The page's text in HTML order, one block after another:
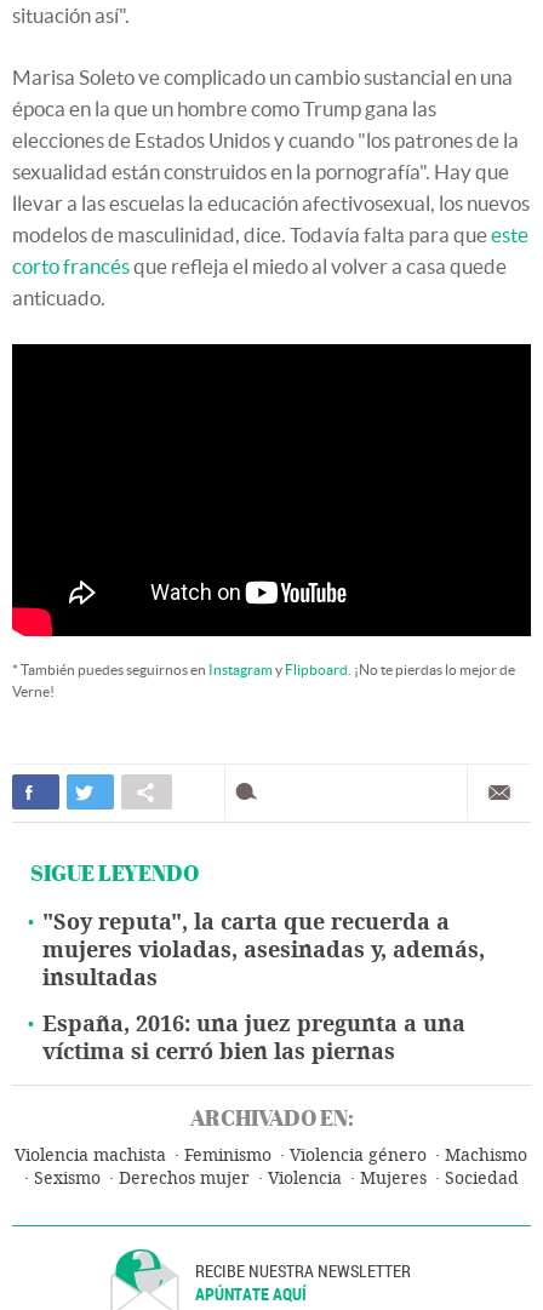
situación así".
Marisa Soleto ve complicado un cambio sustancial en una
época en la que un hombre como Trump gana las
elecciones de Estados Unidos y cuando "los patrones de la
sexualidad están construidos en la pornografía". Hay que
llevar a las escuelas la educación afectivosexual, los nuevos
modelos de masculinidad, dice. Todavía falta para queeste
corto francésque refleja el miedo al volver a casa quede
anticuado.
* También puedes seguirnos en Instagramy Flipboard . ¡No te pierdas lo mejor de
Verne!
SIGUE LEYENDO
"Soy reputa", la carta que recuerda a
mujeres violadas, asesinadas y, además,
insultadas
España, 2016: una juez pregunta a una
víctima si cerró bien las piernas
ARCHIVADO EN:
Violencia machista Feminismo Violencia género
Machismo
Sexismo
Derechos mujer Violencia Mujeres Sociedad
RECIBE NUESTRA NEWSLETTER
APÚNTATE AQUÍ